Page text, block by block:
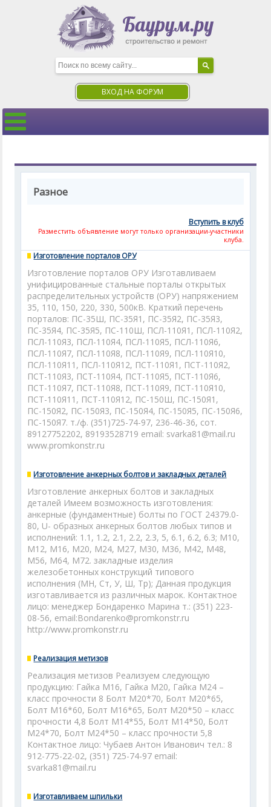
ВХОД НА ФОРУМ
Разное
Вступить в клуб
Разместить объявление могут только организации-участники
клуба.
Изготовление порталов ОРУ
Изготовление порталов ОРУ Изготавливаем
унифицированные стальные порталы открытых
распределительных устройств (ОРУ) напряжением
35, 110, 150, 220, 330, 500кВ. Краткий перечень
порталов: ПС-35Ш, ПС-35Я1, ПС-35Я2, ПС-35Я3,
ПС-35Я4, ПС-35Я5, ПС-110Ш, ПСЛ-110Я1, ПСЛ-110Я2,
ПСЛ-110Я3, ПСЛ-110Я4, ПСЛ-110Я5, ПСЛ-110Я6,
ПСЛ-110Я7, ПСЛ-110Я8, ПСЛ-110Я9, ПСЛ-110Я10,
ПСЛ-110Я11, ПСЛ-110Я12, ПСТ-110Я1, ПСТ-110Я2,
ПСТ-110Я3, ПСТ-110Я4, ПСТ-110Я5, ПСТ-110Я6,
ПСТ-110Я7, ПСТ-110Я8, ПСТ-110Я9, ПСТ-110Я10,
ПСТ-110Я11, ПСТ-110Я12, ПС-150Ш, ПС-150Я1,
ПС-150Я2, ПС-150Я3, ПС-150Я4, ПС-150Я5, ПС-150Я6,
ПС-150Я7. т./ф. (351)725-74-97, 236-46-36, сот.
89127752202, 89193528719 email: svarka81@mail.ru
www.promkonstr.ru
Изготовление анкерных болтов и закладных деталей
Изготовление анкерных болтов и закладных
деталей Имеем возможность изготовления:
анкерные (фундаментные) болты по ГОСТ 24379.0-
80, U- образных анкерных болтов любых типов и
исполнений: 1.1, 1.2, 2.1, 2.2, 2.3, 5, 6.1, 6.2, 6.3; М10,
М12, М16, М20, М24, М27, М30, М36, М42, М48,
М56, М64, М72. закладные изделия
железобетонных конструкций типового
исполнения (МН, Ст, У, Ш, Тр); Данная продукция
изготавливается из различных марок. Контактное
лицо: менеджер Бондаренко Марина т.: (351) 223-
08-56, email:Bondarenko@promkonstr.ru
http://www.promkonstr.ru
Реализация метизов
Реализация метизов Реализуем следующую
продукцию: Гайка М16, Гайка М20, Гайка М24 –
класс прочности 8 Болт М20*70, Болт М20*65,
Болт М16*60, Болт М16*65, Болт М20*50 – класс
прочности 4,8 Болт М14*55, Болт М14*50, Болт
М24*70, Болт М24*50 – класс прочности 5,8
Контактное лицо: Чубаев Антон Иванович тел.: 8
912-775-22-02, (351) 725-74-97 email:
svarka81@mail.ru
Изготавливаем шпильки